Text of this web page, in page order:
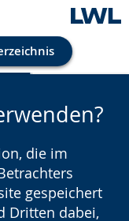
die im
gespeichert
Dritten dabei,